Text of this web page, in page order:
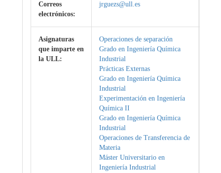
Correos
electrónicos:
jrguezs@ull.es
Asignaturas
que imparte en
la ULL:
Operaciones de separación
Grado en Ingeniería Química
Industrial
Prácticas Externas
Grado en Ingeniería Química
Industrial
Experimentación en Ingeniería
Química II
Grado en Ingeniería Química
Industrial
Operaciones de Transferencia de
Materia
Máster Universitario en
Ingeniería Industrial